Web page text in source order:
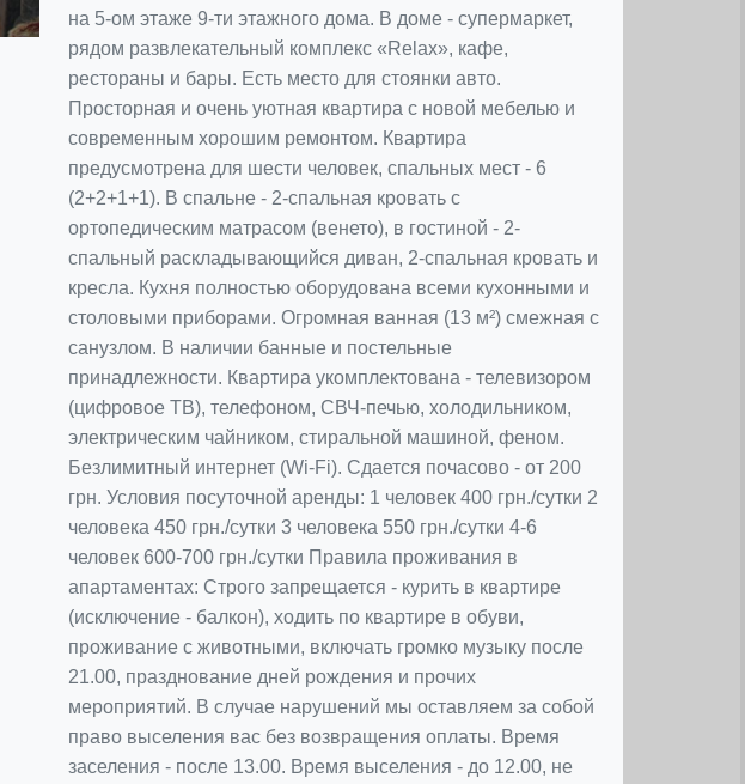
на 5-ом этаже 9-ти этажного дома. В доме - супермаркет,
рядом развлекательный комплекс «Relax», кафе,
рестораны и бары. Есть место для стоянки авто.
Просторная и очень уютная квартира с новой мебелью и
современным хорошим ремонтом. Квартира
предусмотрена для шести человек, спальных мест - 6
(2+2+1+1). В спальне - 2-спальная кровать с
ортопедическим матрасом (венето), в гостиной - 2-
спальный раскладывающийся диван, 2-спальная кровать и
кресла. Кухня полностью оборудована всеми кухонными и
столовыми приборами. Огромная ванная (13 м²) смежная с
санузлом. В наличии банные и постельные
принадлежности. Квартира укомплектована - телевизором
(цифровое ТВ), телефоном, СВЧ-печью, холодильником,
электрическим чайником, стиральной машиной, феном.
Безлимитный интернет (Wi-Fi). Сдается почасово - от 200
грн. Условия посуточной аренды: 1 человек 400 грн./сутки 2
человека 450 грн./сутки 3 человека 550 грн./сутки 4-6
человек 600-700 грн./сутки Правила проживания в
апартаментах: Строго запрещается - курить в квартире
(исключение - балкон), ходить по квартире в обуви,
проживание с животными, включать громко музыку после
21.00, празднование дней рождения и прочих
мероприятий. В случае нарушений мы оставляем за собой
право выселения вас без возвращения оплаты. Время
заселения - после 13.00. Время выселения - до 12.00, не